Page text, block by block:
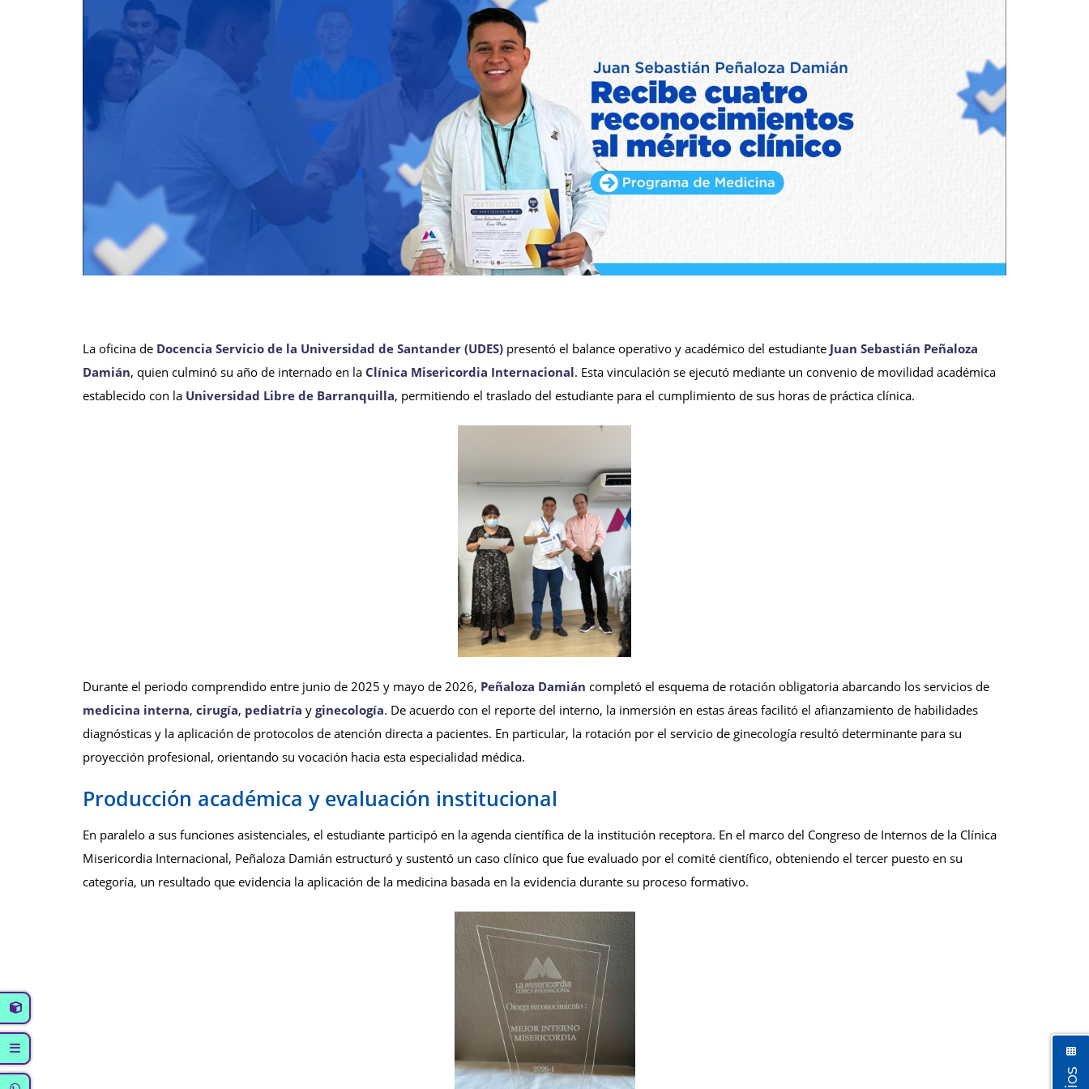
La oficina de Docencia Servicio de la Universidad de Santander (UDES) presentó el balance operativo y académico del estudiante Juan Sebastián Peñaloza
Damián, quien culminó su año de internado en la Clínica Misericordia Internacional. Esta vinculación se ejecutó mediante un convenio de movilidad académica
establecido con la Universidad Libre de Barranquilla, permitiendo el traslado del estudiante para el cumplimiento de sus horas de práctica clínica.
Durante el periodo comprendido entre junio de 2025 y mayo de 2026, Peñaloza Damián completó el esquema de rotación obligatoria abarcando los servicios de
medicina interna, cirugía, pediatría y ginecología. De acuerdo con el reporte del interno, la inmersión en estas áreas facilitó el afianzamiento de habilidades
diagnósticas y la aplicación de protocolos de atención directa a pacientes. En particular, la rotación por el servicio de ginecología resultó determinante para su
proyección profesional, orientando su vocación hacia esta especialidad médica.
Producción académica y evaluación institucional
En paralelo a sus funciones asistenciales, el estudiante participó en la agenda científica de la institución receptora. En el marco del Congreso de Internos de la Clínica
Misericordia Internacional, Peñaloza Damián estructuró y sustentó un caso clínico que fue evaluado por el comité científico, obteniendo el tercer puesto en su
categoría, un resultado que evidencia la aplicación de la medicina basada en la evidencia durante su proceso formativo.